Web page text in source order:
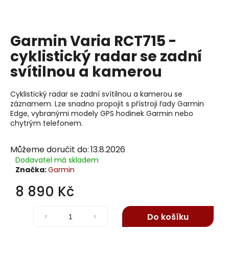
Garmin Varia RCT715 -
cyklistický radar se zadní
svítilnou a kamerou
Cyklistický radar se zadní svítilnou a kamerou se
záznamem. Lze snadno propojit s přístroji řady Garmin
Edge, vybranými modely GPS hodinek Garmin nebo
chytrým telefonem.
Můžeme doručit do:13.8.2026
Dodavatel má skladem
Značka:Garmin
8 890 Kč
Do košíku
t
?
Hledat
o
p
o
u